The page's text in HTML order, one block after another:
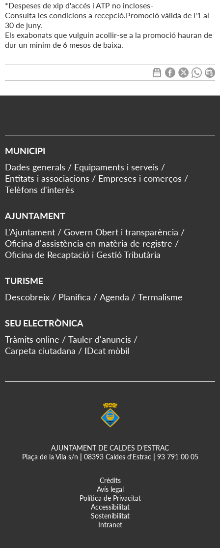
*Despeses de xip d'accés i ATP no incloses-
Consulta les condicions a recepció.Promoció vàlida de l'1 al
30 de juny.
Els exabonats que vulguin acollir-se a la promoció hauran de
dur un minim de 6 mesos de baixa.
MUNICIPI
Dades generals
Equipaments i serveis
Entitats i associacions
Empreses i comerços
Telèfons d'interès
AJUNTAMENT
L'Ajuntament
Govern Obert i transparència
Oficina d'assistència en matèria de registre
Oficina de Recaptació i Gestió Tributària
TURISME
Descobreix
Planifica Agenda Termalisme
SEU ELECTRÒNICA
Tràmits online
Tauler d'anuncis
Carpeta ciutadana
IDcat mòbil
AJUNTAMENT DE CALDES D'ESTRAC
Plaça de la Vila s/n
08393 Caldes d'Estrac 93 791 00 05
Crèdits
Avís legal
Política de Privacitat
Accessibilitat
Sostenibilitat
Intranet